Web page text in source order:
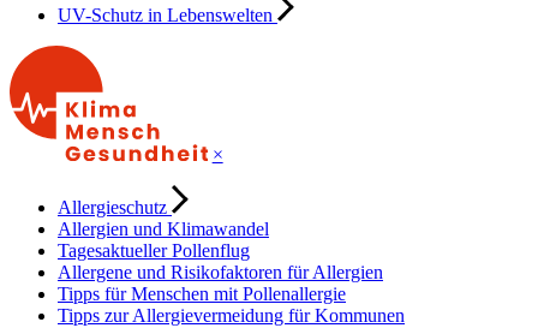
UV-Schutz in Lebenswelten
×
Allergieschutz
Allergien und Klimawandel
Tagesaktueller Pollenflug
Allergene und Risikofaktoren für Allergien
Tipps für Menschen mit Pollenallergie
Tipps zur Allergievermeidung für Kommunen